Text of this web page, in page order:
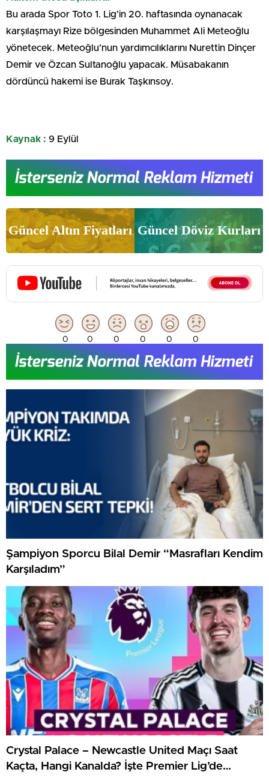
Bu arada Spor Toto 1. Lig’in 20. haftasında oynanacak
karşılaşmayı Rize bölgesinden Muhammet Ali Meteoğlu
yönetecek. Meteoğlu’nun yardımcılıklarını Nurettin Dinçer
Demir ve Özcan Sultanoğlu yapacak. Müsabakanın
dördüncü hakemi ise Burak Taşkınsoy.
Kaynak : 9 Eylül
Güncel Altın Fiyatları Güncel Döviz Kurları
0 0 0 0 0 0
Şampiyon Sporcu Bilal Demir “Masrafları Kendim
Karşıladım”
Crystal Palace – Newcastle United Maçı Saat
Kaçta, Hangi Kanalda? İşte Premier Lig’de